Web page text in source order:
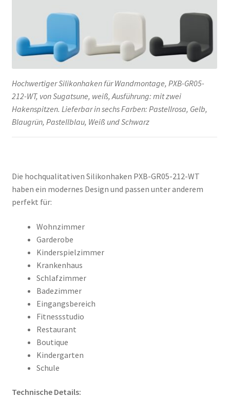
Hochwertiger Silikonhaken für Wandmontage, PXB-GR05-
212-WT, von Sugatsune, weiß, Ausführung: mit zwei
Hakenspitzen. Lieferbar in sechs Farben: Pastellrosa, Gelb,
Blaugrün, Pastellblau, Weiß und Schwarz
Die hochqualitativen Silikonhaken PXB-GR05-212-WT
haben ein modernes Design und passen unter anderem
perfekt für:
Wohnzimmer
Garderobe
Kinderspielzimmer
Krankenhaus
Schlafzimmer
Badezimmer
Eingangsbereich
Fitnessstudio
Restaurant
Boutique
Kindergarten
Schule
Technische Details: